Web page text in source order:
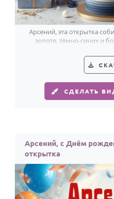
Арсений, эта открытка
золоте, тёмно-синих и
СДЕЛАТЬ
Арсений, с Днём
открытка